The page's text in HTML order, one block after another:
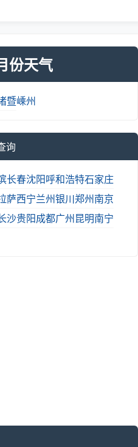
份天气
暨嵊州
询
长春沈阳呼和浩特石家庄
萨西宁兰州银川郑州南京
沙贵阳成都广州昆明南宁